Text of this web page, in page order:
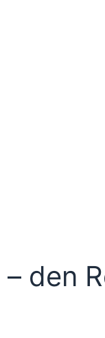
– den